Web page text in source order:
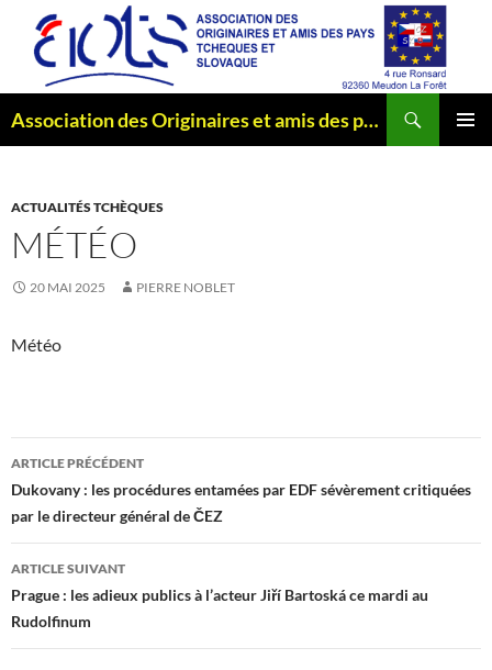
contenu
Association des Originaires et amis des pays Tchèques et Slovaque
ACTUALITÉS TCHÈQUES
MÉTÉO
20 MAI 2025 PIERRE NOBLET
Météo
Navigation
des
articles
ARTICLE PRÉCÉDENT
Dukovany : les procédures entamées par EDF sévèrement critiquées
par le directeur général de ČEZ
ARTICLE SUIVANT
Prague : les adieux publics à l’acteur Jiří Bartoská ce mardi au
Rudolfinum